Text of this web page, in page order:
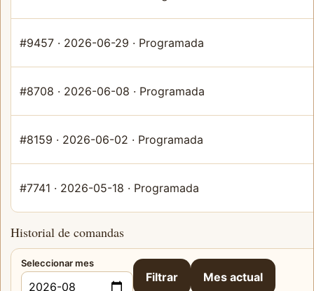
#9457 · 2026-06-29 · Programada
#8708 · 2026-06-08 · Programada
#8159 · 2026-06-02 · Programada
#7741 · 2026-05-18 · Programada
Historial de comandas
Seleccionar mes
Filtrar Mes actual